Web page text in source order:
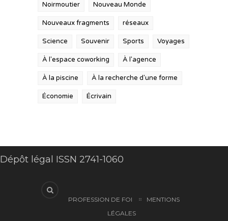
Noirmoutier Nouveau Monde
Nouveaux fragments réseaux
Science Souvenir Sports Voyages
À l'espace coworking À l'agence
À la piscine À la recherche d'une forme
Économie Écrivain
Dépôt légal ISSN 2741-1060
PROFESSION DE FOI
MENTIONS
LÉGALES